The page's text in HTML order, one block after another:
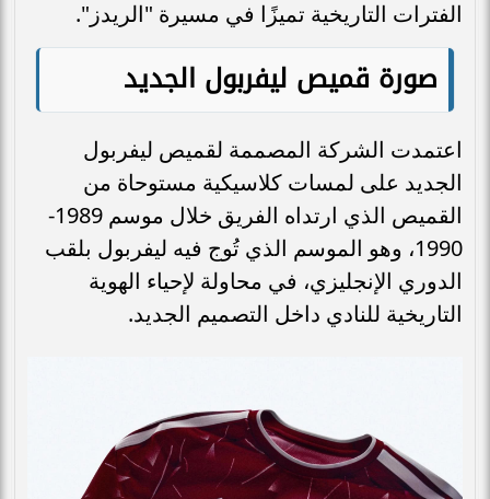
الفترات التاريخية تميزًا في مسيرة "الريدز".
صورة قميص ليفربول الجديد
اعتمدت الشركة المصممة لقميص ليفربول
الجديد على لمسات كلاسيكية مستوحاة من
القميص الذي ارتداه الفريق خلال موسم 1989-
1990، وهو الموسم الذي تُوج فيه ليفربول بلقب
الدوري الإنجليزي، في محاولة لإحياء الهوية
التاريخية للنادي داخل التصميم الجديد.